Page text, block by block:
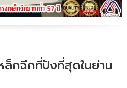
ล็กฉีกที่ปังที่สุดในย่าน